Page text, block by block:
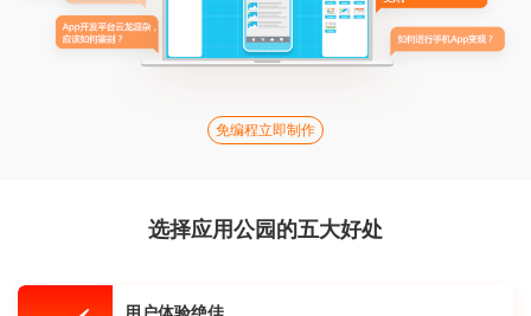
免编程立即制作
选择应用公园的五大好处